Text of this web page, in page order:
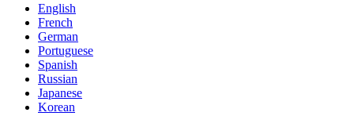
English
French
German
Portuguese
Spanish
Russian
Japanese
Korean